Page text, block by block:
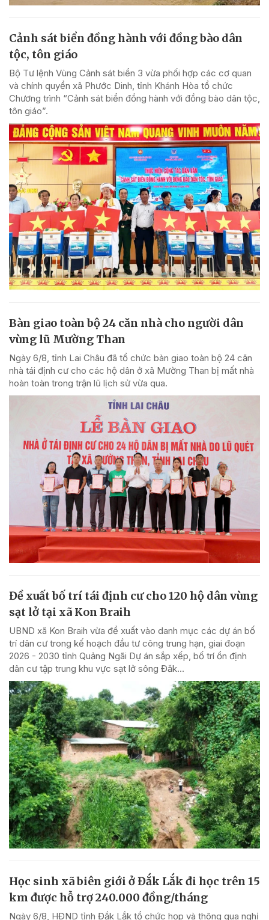
Cảnh sát biển đồng hành với đồng bào dân
tộc, tôn giáo
Bộ Tư lệnh Vùng Cảnh sát biển 3 vừa phối hợp các cơ quan
và chính quyền xã Phước Dinh, tỉnh Khánh Hòa tổ chức
Chương trình “Cảnh sát biển đồng hành với đồng bào dân tộc,
tôn giáo”.
Bàn giao toàn bộ 24 căn nhà cho người dân
vùng lũ Mường Than
Ngày 6/8, tỉnh Lai Châu đã tổ chức bàn giao toàn bộ 24 căn
nhà tái định cư cho các hộ dân ở xã Mường Than bị mất nhà
hoàn toàn trong trận lũ lịch sử vừa qua.
Đề xuất bố trí tái định cư cho 120 hộ dân vùng
sạt lở tại xã Kon Braih
UBND xã Kon Braih vừa đề xuất vào danh mục các dự án bố
trí dân cư trong kế hoạch đầu tư công trung hạn, giai đoạn
2026 - 2030 tỉnh Quảng Ngãi Dự án sắp xếp, bố trí ổn định
dân cư tập trung khu vực sạt lở sông Đăk...
Học sinh xã biên giới ở Đắk Lắk đi học trên 15
km được hỗ trợ 240.000 đồng/tháng
Ngày 6/8, HĐND tỉnh Đắk Lắk tổ chức họp và thông qua nghị